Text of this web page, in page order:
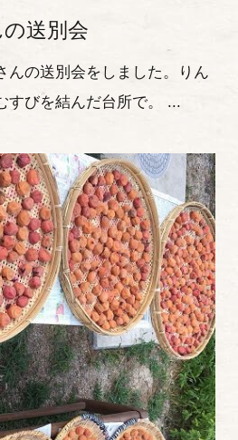
送別会
んの送別会をしました。りん
すびを結んだ台所で。 ...